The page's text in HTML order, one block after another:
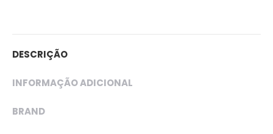
DESCRIÇÃO
INFORMAÇÃO ADICIONAL
BRAND